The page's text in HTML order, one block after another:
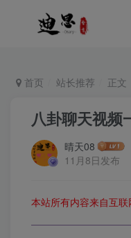
首页 站长推荐 正文
八卦聊天视频
晴天08
11月8日发布
本站所有内容来自互